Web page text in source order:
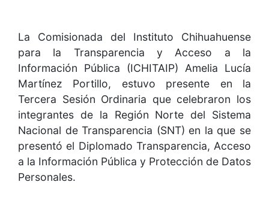
La Comisionada del Instituto Chihuahuense
para la Transparencia y Acceso a la
Información Pública (ICHITAIP) Amelia Lucía
Martínez Portillo, estuvo presente en la
Tercera Sesión Ordinaria que celebraron los
integrantes de la Región Norte del Sistema
Nacional de Transparencia (SNT) en la que se
presentó el Diplomado Transparencia, Acceso
a la Información Pública y Protección de Datos
Personales.